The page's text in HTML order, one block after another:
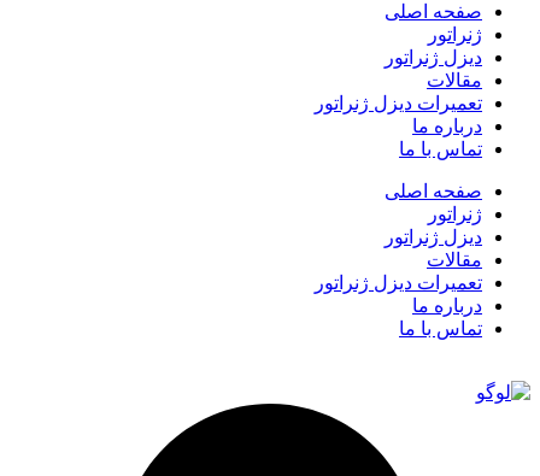
صفحه اصلی
ژنراتور
دیزل ژنراتور
مقالات
تعمیرات دیزل ژنراتور
درباره ما
تماس با ما
صفحه اصلی
ژنراتور
دیزل ژنراتور
مقالات
تعمیرات دیزل ژنراتور
درباره ما
تماس با ما